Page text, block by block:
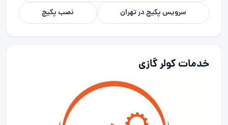
سرویس پکیج در تهران
نصب پکیج
خدمات کولر گازی